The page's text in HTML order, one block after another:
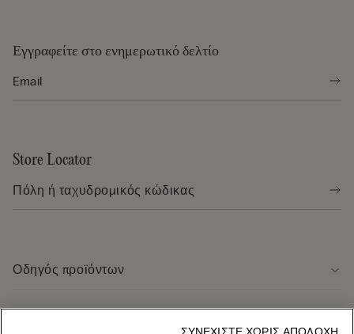
Εγγραφείτε στο ενημερωτικό δελτίο
Store Locator
Οδηγός προϊόντων